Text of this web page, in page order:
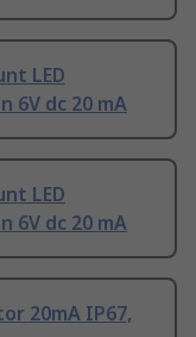
LED
6V dc 20 mA
LED
6V dc 20 mA
20mA IP67,